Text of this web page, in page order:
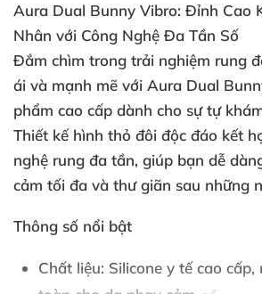
Aura Dual Bunny Vibro: Đỉnh Cao
Nhân với Công Nghệ Đa Tần Số
Đắm chìm trong trải nghiệm rung
ái và mạnh mẽ với Aura Dual
phẩm cao cấp dành cho sự tự
Thiết kế hình thỏ đôi độc đáo kết
nghệ rung đa tần, giúp bạn dễ
cảm tối đa và thư giãn sau những
Thông số nổi bật
Chất liệu: Silicone y tế cao